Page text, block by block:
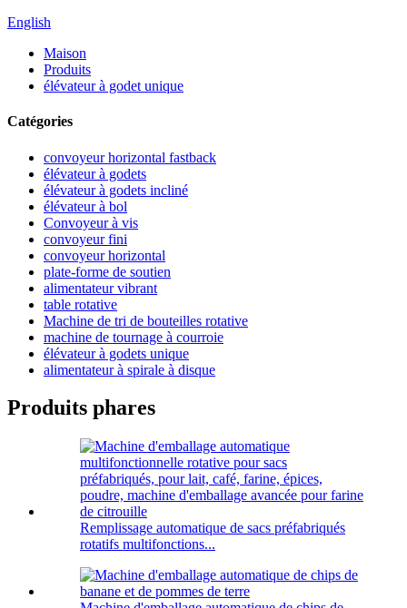
English
Maison
Produits
élévateur à godet unique
Catégories
convoyeur horizontal fastback
élévateur à godets
élévateur à godets incliné
élévateur à bol
Convoyeur à vis
convoyeur fini
convoyeur horizontal
plate-forme de soutien
alimentateur vibrant
table rotative
Machine de tri de bouteilles rotative
machine de tournage à courroie
élévateur à godets unique
alimentateur à spirale à disque
Produits phares
Remplissage automatique de sacs préfabriqués
rotatifs multifonctions...